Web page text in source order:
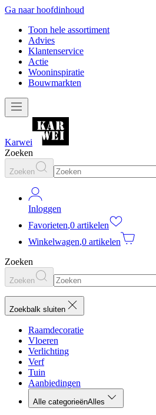
Ga naar hoofdinhoud
Toon hele assortiment
Advies
Klantenservice
Actie
Wooninspiratie
Bouwmarkten
Karwei
Zoeken
Zoeken
Inloggen
Favorieten,0 artikelen
Winkelwagen,0 artikelen
Zoeken
Zoeken
Zoekbalk sluiten
Raamdecoratie
Vloeren
Verlichting
Verf
Tuin
Aanbiedingen
Alle categorieënAlles